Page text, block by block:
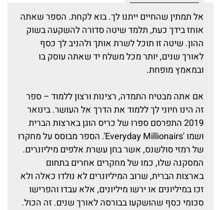
אל תמתין שהחיים ייתנו לך. בוא לקחת. הספר שאתה
אוחז בידך כעת, תלמד שיטה סדורה להשקעה בשוק
ההון. שיטה זו תוכל לשרת אותך ולהניב לך כסף
לאורך שנים, יותר מכל משלח יד שאתה עוסק בו
ובמאמץ מופחת.
אם אתה מבטיח התמדה, רצינות ורצון ללמוד – ספר
זה הינו חיוני לך ללמוד את הדרך אל העושר. בינואר
2019 התפרסם ספרו של כריס הוגן בארצות הברית
ושמו 'Everyday Millionairs'. הספר מבוסס על מחקרו
של רמזי סולשנס, אשר בחן עשרת אלפים מיליונרים.
המסקנה שלו, כמו של מחקרים אחרים בתחום
בארצות הברית, שרוב המיליונרים לא נולדו כאלה ולא
זכו במיליונים או ירשו מיליונים, אלא עבדו והפרישו
סכומי כסף שהושקעו בבורסה לאורך שנים. זה הכול.